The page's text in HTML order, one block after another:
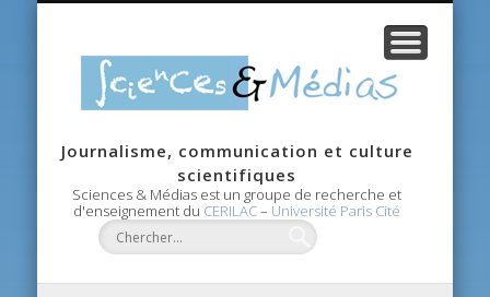
Journalisme, communication et culture
scientifiques
Sciences & Médias est un groupe de recherche et
d'enseignement du CERILAC– Université Paris Cité
ACCUEIL
ÉQUIPE
MASTER
RECHERCHE
AGENDA
CONTACTS
CANDIDATURE